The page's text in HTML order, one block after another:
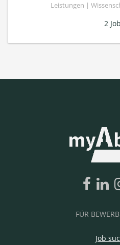
Leistungen |
2
FÜR
Job